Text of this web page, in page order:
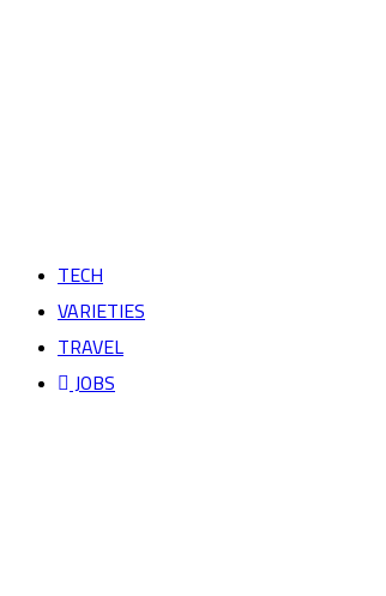
TECH
VARIETIES
TRAVEL
JOBS